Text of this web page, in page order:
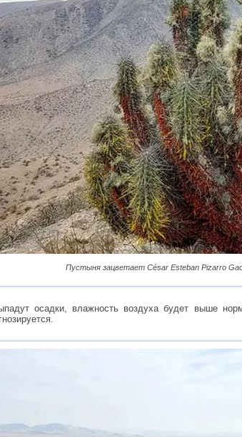
Пустыня зацветает César Esteban Pizarro
осадки, влажность воздуха будет выше